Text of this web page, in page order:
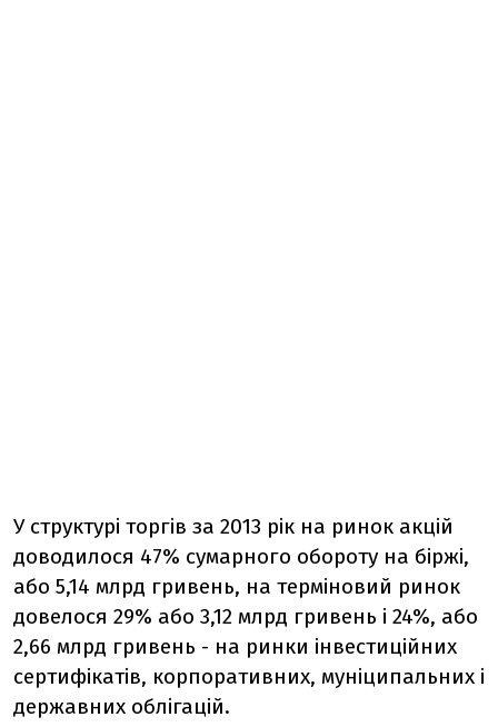
У структурі торгів за 2013 рік на ринок акцій
доводилося 47% сумарного обороту на біржі,
або 5,14 млрд гривень, на терміновий ринок
довелося 29% або 3,12 млрд гривень і 24%, або
2,66 млрд гривень - на ринки інвестиційних
сертифікатів, корпоративних, муніципальних і
державних облігацій.